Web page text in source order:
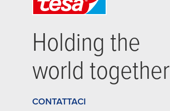
Holding the
world together
CONTATTACI